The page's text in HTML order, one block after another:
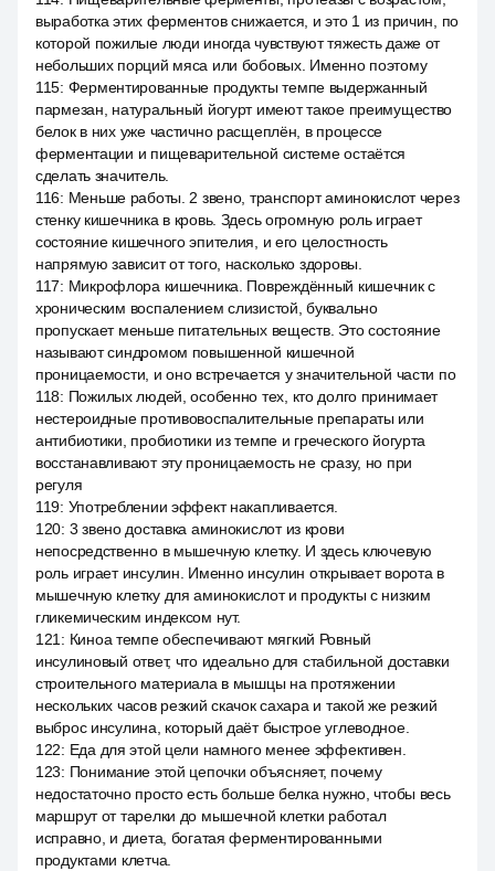
выработка этих ферментов снижается, и это 1 из причин, по
которой пожилые люди иногда чувствуют тяжесть даже от
небольших порций мяса или бобовых. Именно поэтому
115: Ферментированные продукты темпе выдержанный
пармезан, натуральный йогурт имеют такое преимущество
белок в них уже частично расщеплён, в процессе
ферментации и пищеварительной системе остаётся
сделать значитель.
116: Меньше работы. 2 звено, транспорт аминокислот через
стенку кишечника в кровь. Здесь огромную роль играет
состояние кишечного эпителия, и его целостность
напрямую зависит от того, насколько здоровы.
117: Микрофлора кишечника. Повреждённый кишечник с
хроническим воспалением слизистой, буквально
пропускает меньше питательных веществ. Это состояние
называют синдромом повышенной кишечной
проницаемости, и оно встречается у значительной части по
118: Пожилых людей, особенно тех, кто долго принимает
нестероидные противовоспалительные препараты или
антибиотики, пробиотики из темпе и греческого йогурта
восстанавливают эту проницаемость не сразу, но при
регуля
119: Употреблении эффект накапливается.
120: 3 звено доставка аминокислот из крови
непосредственно в мышечную клетку. И здесь ключевую
роль играет инсулин. Именно инсулин открывает ворота в
мышечную клетку для аминокислот и продукты с низким
гликемическим индексом нут.
121 : Киноа темпе обеспечивают мягкий Ровный
инсулиновый ответ, что идеально для стабильной доставки
строительного материала в мышцы на протяжении
нескольких часов резкий скачок сахара и такой же резкий
выброс инсулина, который даёт быстрое углеводное.
122: Еда для этой цели намного менее эффективен.
123: Понимание этой цепочки объясняет, почему
недостаточно просто есть больше белка нужно, чтобы весь
маршрут от тарелки до мышечной клетки работал
исправно, и диета, богатая ферментированными
продуктами клетча.